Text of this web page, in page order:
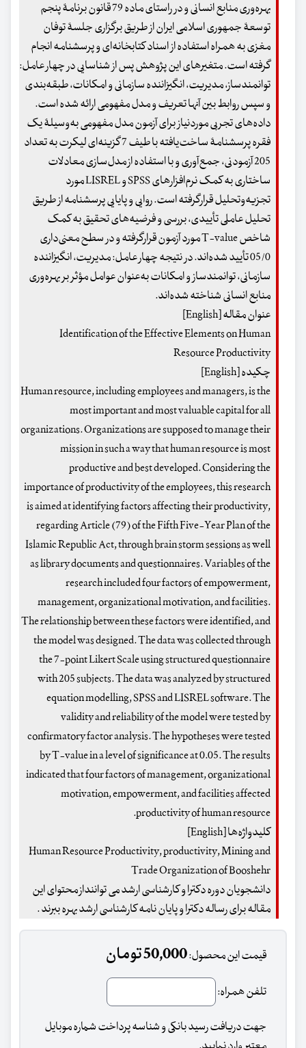
بهره‌وری منابع انسانی و در راستای ماده 79 قانون برنامۀ پنجم
توسعۀ جمهوری اسلامی ایران از طریق برگزاری جلسۀ توفان
مغزی به همراه استفاده از اسناد کتابخانه‌ای و پرسشنامه انجام
گرفته است. متغیرهای این پژوهش پس از شناسایی در چهار عامل:
توانمندساز، مدیریت، انگیزاننده سازمانی و امکانات، طبقه‌بندی
و سپس روابط بین آنها تعریف و مدل مفهومی ارائه شده است.
داده‌های تجربی موردنیاز برای آزمون مدل مفهومی به‌وسیلۀ یک
فقره پرسشنامۀ ساخت‌یافته با طیف 7 گزینه‌ای لیکرت به تعداد
205 آزمودنی، جمع‌آوری و با استفاده از مدل‌سازی معادلات
ساختاری به کمک نرم‌افزارهای SPSS و LISREL مورد
تجزیه‌و‌تحلیل قرارگرفته است. روایی و پایایی پرسشنامه از طریق
تحلیل عاملی تأییدی، بررسی و فرضیه‌های تحقیق به کمک
شاخص T-value مورد آزمون قرارگرفته و در سطح معنی‌داری
05/0 تأیید شده‌اند. در نتیجه چهار عامل: مدیریت، انگیزاننده
‌سازمانی، توانمندساز و امکانات به‌عنوان عوامل مؤثر بر بهره‌وری
منابع انسانی شناخته شده‌اند.
عنوان مقاله [English]
Identification of the Effective Elements on Human
Resource Productivity
چکیده [English]
Human resource, including employees and managers, is the
most important and most valuable capital for all
organizations. Organizations are supposed to manage their
mission in such a way that human resource is most
productive and best developed. Considering the
importance of productivity of the employees, this research
is aimed at identifying factors affecting their productivity,
regarding Article (79) of the Fifth Five-Year Plan of the
Islamic Republic Act, through brain storm sessions as well
as library documents and questionnaires. Variables of the
research included four factors of empowerment,
management, organizational motivation, and facilities.
The relationship between these factors were identified, and
the model was designed. The data was collected through
the 7-point Likert Scale using structured questionnaire
with 205 subjects. The data was analyzed by structured
equation modelling, SPSS and LISREL software. The
validity and reliability of the model were tested by
confirmatory factor analysis. The hypotheses were tested
by T-value in a level of significance at 0.05. The results
indicated that four factors of management, organizational
motivation, empowerment, and facilities affected
productivity of human resource.
کلیدواژه‌ها [English]
Human Resource Productivity, productivity, Mining and
Trade Organization of Booshehr
دانشجویان دوره دکترا و کارشناسی ارشد می تواننداز محتوای این
مقاله برای رساله دکترا و پایان نامه کارشناسی ارشد بهره ببرند .
قیمت این محصول:50,000 تومان
تلفن همراه:
جهت دریافت رسید بانکی و شناسه پرداخت شماره موبایل